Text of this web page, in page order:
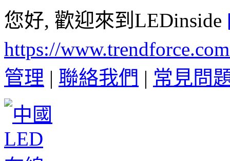
您好, 歡迎來到LEDinside
https://
管理 | 聯絡我們 | 常見問